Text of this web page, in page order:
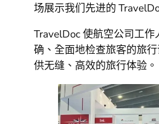
场展示我们先进的
TravelDoc 使航空公司工
确、全面地检查旅客的旅
供无缝、高效的旅行体验。